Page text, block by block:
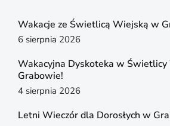
Wakacje ze Świetlicą Wiejską w
6 sierpnia 2026
Wakacyjna Dyskoteka w
Grabowie!
4 sierpnia 2026
Letni Wieczór dla Dorosłych w